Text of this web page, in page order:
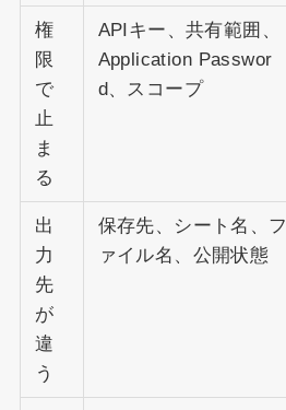
権
限
で
止
ま
る
APIキー、共有範囲、
Application Passwor
d、スコープ
出
力
先
が
違
う
保存先、シート名、フ
ァイル名、公開状態